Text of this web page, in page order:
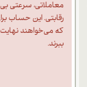
معاملاتی، سرعتی
رقابتی. این حساب
که می‌خواهند نهایت
ببرند.